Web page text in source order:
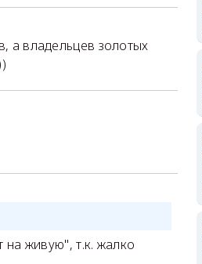
а владельцев золотых
на живую", т.к. жалко